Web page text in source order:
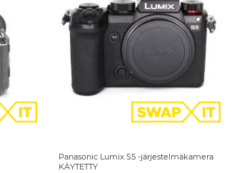
Panasonic Lumix S5 -järjestelmäkamera
KÄYTETTY